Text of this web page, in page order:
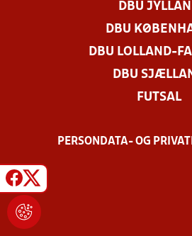
DBU
DBU
DBU LOLLAND-
DBU
FUTSAL
PERSONDATA- OG